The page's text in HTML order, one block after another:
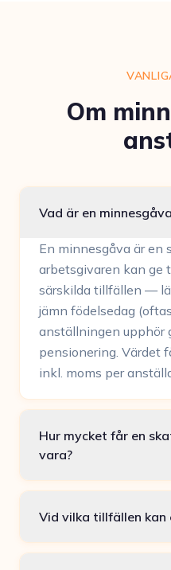
Om
Vad är en
En minnesgåva är en
arbetsgivaren kan ge
särskilda tillfällen —
jämn födelsedag
anställningen upphör
pensionering. Värdet
inkl. moms per
Hur mycket får en
vara?
Vid vilka tillfällen kan